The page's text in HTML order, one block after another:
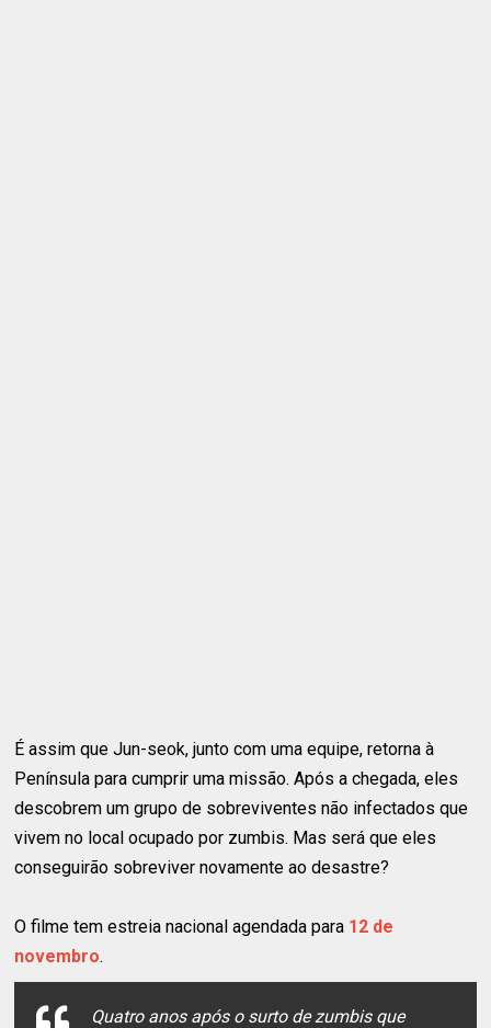
É assim que Jun-seok, junto com uma equipe, retorna à
Península para cumprir uma missão. Após a chegada, eles
descobrem um grupo de sobreviventes não infectados que
vivem no local ocupado por zumbis. Mas será que eles
conseguirão sobreviver novamente ao desastre?
O filme tem estreia nacional agendada para 12 de
novembro.
Quatro anos após o surto de zumbis que